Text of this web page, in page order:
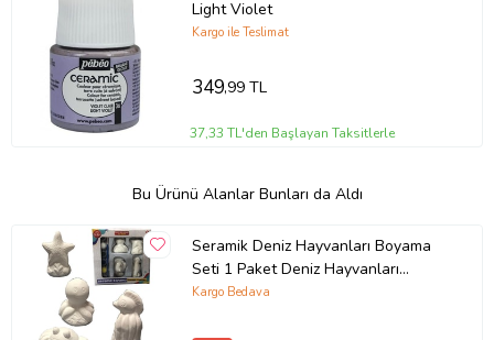
Light Violet
Kargo ile Teslimat
349,99 TL
37,33 TL'den Başlayan Taksitlerle
Bu Ürünü Alanlar Bunları da Aldı
Seramik Deniz Hayvanları Boyama
Seti 1 Paket Deniz Hayvanları
Boyama Etkinliği Alçı 6 Renk Boya
Kargo Bedava